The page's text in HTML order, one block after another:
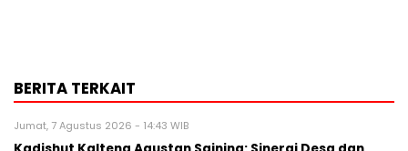
BERITA TERKAIT
Jumat, 7 Agustus 2026 - 14:43 WIB